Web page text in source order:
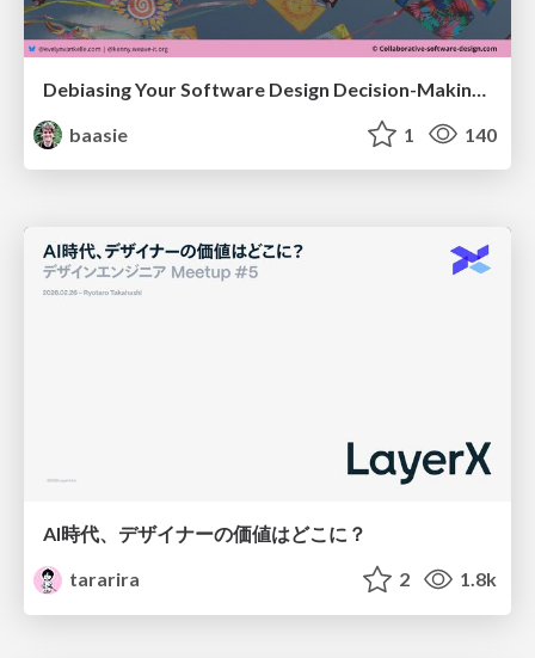
baasie
1 140
AI時代、デザイナーの価値はどこに？
tararira
2 1.8k